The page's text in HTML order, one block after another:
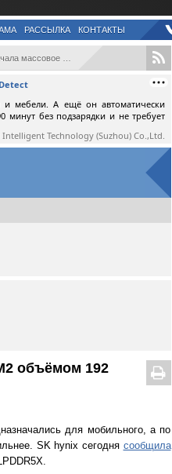
РАССЫЛКА КОНТАКТЫ
производство мо...
и мебели. А ещё он автоматически
минут без подзарядки и не требует
Technology (Suzhou) Co.,Ltd.
объёмом 192
для мобильного, а по
SK hynix сегодня сообщила